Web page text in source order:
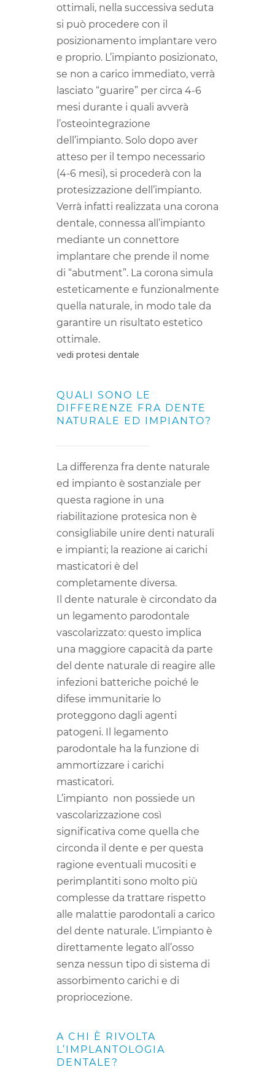
ottimali, nella successiva seduta
si può procedere con il
posizionamento implantare vero
e proprio. L’impianto posizionato,
se non a carico immediato, verrà
lasciato “guarire” per circa 4-6
mesi durante i quali avverà
l’osteointegrazione
dell’impianto. Solo dopo aver
atteso per il tempo necessario
(4-6 mesi), si procederà con la
protesizzazione dell’impianto.
Verrà infatti realizzata una corona
dentale, connessa all’impianto
mediante un connettore
implantare che prende il nome
di “abutment”. La corona simula
esteticamente e funzionalmente
quella naturale, in modo tale da
garantire un risultato estetico
ottimale.
vedi protesi dentale
QUALI SONO LE
DIFFERENZE FRA DENTE
NATURALE ED IMPIANTO?
La differenza fra dente naturale
ed impianto è sostanziale per
questa ragione in una
riabilitazione protesica non è
consigliabile unire denti naturali
e impianti; la reazione ai carichi
masticatori è del
completamente diversa.
Il dente naturale è circondato da
un legamento parodontale
vascolarizzato: questo implica
una maggiore capacità da parte
del dente naturale di reagire alle
infezioni batteriche poiché le
difese immunitarie lo
proteggono dagli agenti
patogeni. Il legamento
parodontale ha la funzione di
ammortizzare i carichi
masticatori.
L’impianto non possiede un
vascolarizzazione così
significativa come quella che
circonda il dente e per questa
ragione eventuali mucositi e
perimplantiti sono molto più
complesse da trattare rispetto
alle malattie parodontali a carico
del dente naturale. L’impianto è
direttamente legato all’osso
senza nessun tipo di sistema di
assorbimento carichi e di
propriocezione.
A CHI È RIVOLTA
L’IMPLANTOLOGIA
DENTALE?